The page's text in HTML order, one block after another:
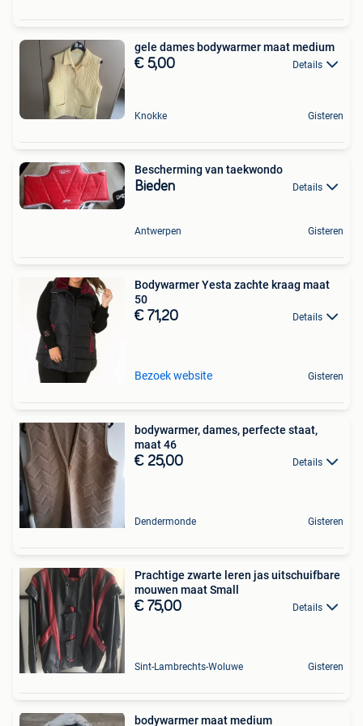
gele dames bodywarmer maat medium
€ 5,00 Details
Knokke Gisteren
Bescherming van taekwondo
Bieden Details
Antwerpen Gisteren
Bodywarmer Yesta zachte kraag maat
50
€ 71,20 Details
Bezoek website Gisteren
bodywarmer, dames, perfecte staat,
maat 46
€ 25,00 Details
Dendermonde Gisteren
Prachtige zwarte leren jas uitschuifbare
mouwen maat Small
€ 75,00 Details
Sint-Lambrechts-Woluwe Gisteren
bodywarmer maat medium